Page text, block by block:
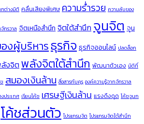
กต่างมิติ คลื่นเสียงพิเศษ ความร่ำรวย ความลับของ
กรวาล จิตเหนือสำนึก จิตใต้สำนึก จูนจิต จูน
งผู้บริหารธุรกิจ ธุรกิจออนไลน์ ปลดล็อก
งจิต พลังจิตใต้สำนึก พัฒนาตัวเอง มิติที่
สมองเงินล้าน สื่อสารกับคุรุ องค์ความรู้จากจักรวาล
ประเทศ เรียนโค้ช เศรษฐีเงินล้าน แรงดึงดูด โค้ชจูนก
โค้ชส่วนตัว โปรแกรมจิต โปรแกรมจิตใต้สำนึก